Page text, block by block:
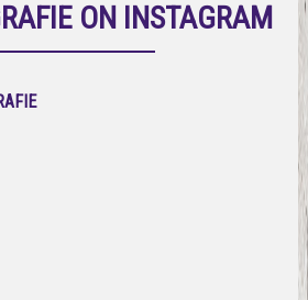
ON INSTAGRAM